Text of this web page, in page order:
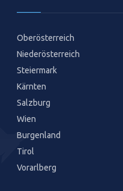
Oberösterreich
Niederösterreich
Steiermark
Kärnten
Salzburg
Wien
Burgenland
Tirol
Vorarlberg